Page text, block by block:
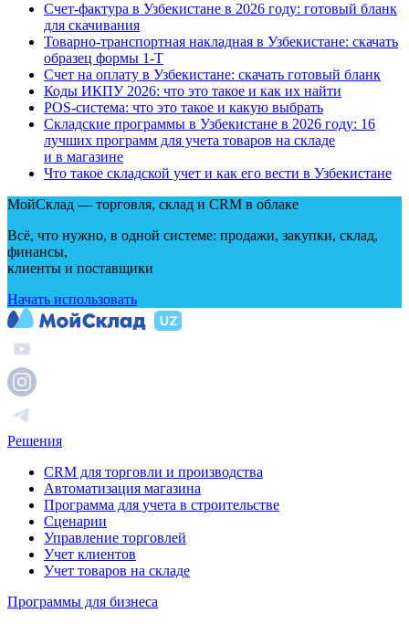
Счет-фактура в Узбекистане в 2026 году: готовый бланк
для скачивания
Товарно-транспортная накладная в Узбекистане: скачать
образец формы 1‑Т
Счет на оплату в Узбекистане: скачать готовый бланк
Коды ИКПУ 2026: что это такое и как их найти
POS-система: что это такое и какую выбрать
Складские программы в Узбекистане в 2026 году: 16
лучших программ для учета товаров на складе
и в магазине
Что такое складской учет и как его вести в Узбекистане
МойСклад — торговля, склад и CRM в облаке
Всё, что нужно, в одной системе: продажи, закупки, склад,
финансы,
клиенты и поставщики
Начать использовать
Решения
CRM для торговли и производства
Автоматизация магазина
Программа для учета в строительстве
Сценарии
Управление торговлей
Учет клиентов
Учет товаров на складе
Программы для бизнеса